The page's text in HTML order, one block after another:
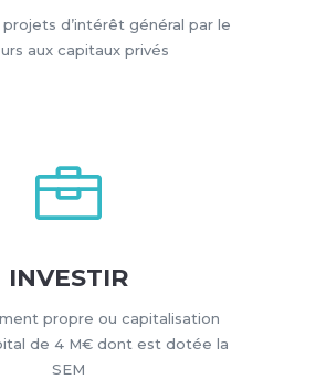
d’intérêt général par le
aux capitaux privés

INVESTIR
propre ou capitalisation
de 4 M€ dont est dotée la
SEM